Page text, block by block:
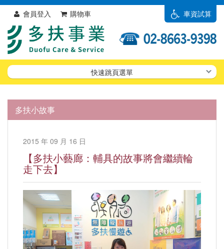
車資試算
會員登入 購物車
快速跳頁選單
多扶小故事
2015 年 09 月 16 日
​【多扶小藝廊：輔具的故事將會繼續輪
走下去】